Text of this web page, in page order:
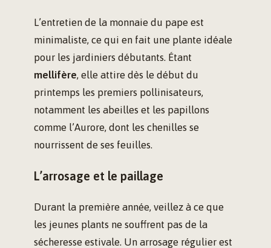
L’entretien de la monnaie du pape est
minimaliste, ce qui en fait une plante idéale
pour les jardiniers débutants. Étant
mellifère, elle attire dès le début du
printemps les premiers pollinisateurs,
notamment les abeilles et les papillons
comme l’Aurore, dont les chenilles se
nourrissent de ses feuilles.
L’arrosage et le paillage
Durant la première année, veillez à ce que
les jeunes plants ne souffrent pas de la
sécheresse estivale. Un arrosage régulier est